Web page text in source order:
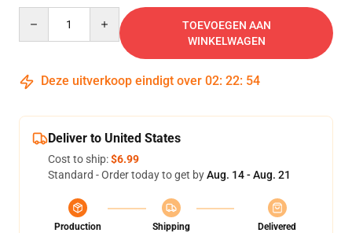
TOEVOEGEN AAN
WINKELWAGEN
Deze uitverkoop eindigt over 02: 22: 54
Deliver to United States
Cost to ship:$6.99
Standard - Order today to get byAug. 14 - Aug. 21
Production
Shipping
Delivered